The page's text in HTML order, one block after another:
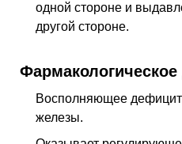
одной стороне и
другой стороне.
Фармакологическое
Восполняющее
железы.